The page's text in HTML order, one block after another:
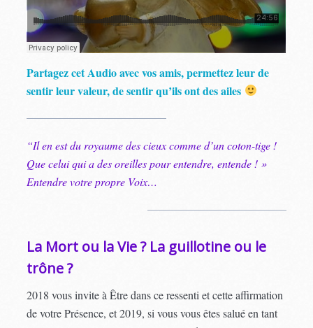
Partagez cet Audio avec vos amis, permettez leur de
sentir leur valeur, de sentir qu’ils ont des ailes
“Il en est du royaume des cieux comme d’un coton-tige !
Que celui qui a des oreilles pour entendre, entende ! »
Entendre votre propre Voix…
La Mort ou la Vie ? La guillotine ou le
trône ?
2018 vous invite à Être dans ce ressenti et cette affirmation
de votre Présence, et 2019, si vous vous êtes salué en tant